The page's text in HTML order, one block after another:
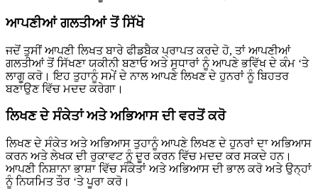
ਆਪਣੀਆਂ ਗਲਤੀਆਂ ਤੋਂ ਸਿੱਖੋ
ਜਦੋਂ ਤੁਸੀਂ ਆਪਣੀ ਲਿਖਤ ਬਾਰੇ ਫੀਡਬੈਕ ਪ੍ਰਾਪਤ ਕਰਦੇ ਹੋ, ਤਾਂ ਆਪਣੀਆਂ
ਗਲਤੀਆਂ ਤੋਂ ਸਿੱਖਣਾ ਯਕੀਨੀ ਬਣਾਓ ਅਤੇ ਸੁਧਾਰਾਂ ਨੂੰ ਆਪਣੇ ਭਵਿੱਖ ਦੇ ਕੰਮ ‘ਤੇ
ਲਾਗੂ ਕਰੋ। ਇਹ ਤੁਹਾਨੂੰ ਸਮੇਂ ਦੇ ਨਾਲ ਆਪਣੇ ਲਿਖਣ ਦੇ ਹੁਨਰਾਂ ਨੂੰ ਬਿਹਤਰ
ਬਣਾਉਣ ਵਿੱਚ ਮਦਦ ਕਰੇਗਾ।
ਲਿਖਣ ਦੇ ਸੰਕੇਤਾਂ ਅਤੇ ਅਭਿਆਸ ਦੀ ਵਰਤੋਂ ਕਰੋ
ਲਿਖਣ ਦੇ ਸੰਕੇਤ ਅਤੇ ਅਭਿਆਸ ਤੁਹਾਨੂੰ ਆਪਣੇ ਲਿਖਣ ਦੇ ਹੁਨਰਾਂ ਦਾ ਅਭਿਆਸ
ਕਰਨ ਅਤੇ ਲੇਖਕ ਦੀ ਰੁਕਾਵਟ ਨੂੰ ਦੂਰ ਕਰਨ ਵਿੱਚ ਮਦਦ ਕਰ ਸਕਦੇ ਹਨ।
ਆਪਣੀ ਨਿਸ਼ਾਨਾ ਭਾਸ਼ਾ ਵਿੱਚ ਸੰਕੇਤਾਂ ਅਤੇ ਅਭਿਆਸ ਦੀ ਭਾਲ ਕਰੋ ਅਤੇ ਉਨ੍ਹਾਂ
ਨੂੰ ਨਿਯਮਿਤ ਤੌਰ ‘ਤੇ ਪੂਰਾ ਕਰੋ।